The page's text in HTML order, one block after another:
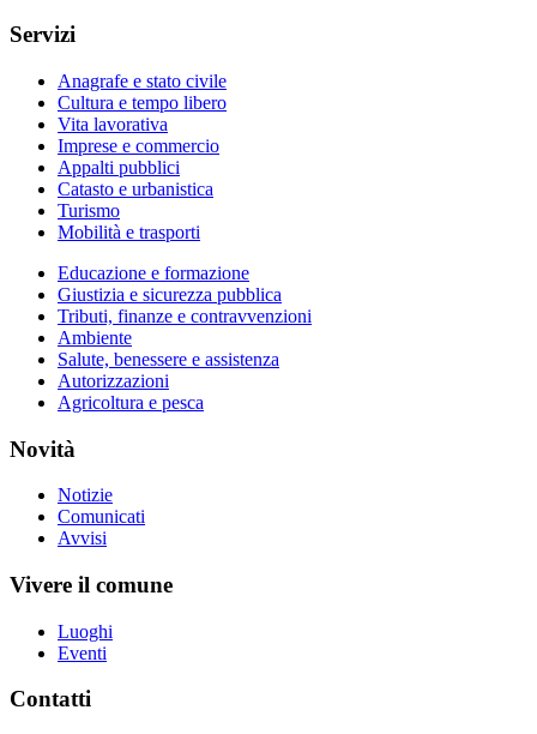
Servizi
Anagrafe e stato civile
Cultura e tempo libero
Vita lavorativa
Imprese e commercio
Appalti pubblici
Catasto e urbanistica
Turismo
Mobilità e trasporti
Educazione e formazione
Giustizia e sicurezza pubblica
Tributi, finanze e contravvenzioni
Ambiente
Salute, benessere e assistenza
Autorizzazioni
Agricoltura e pesca
Novità
Notizie
Comunicati
Avvisi
Vivere il comune
Luoghi
Eventi
Contatti